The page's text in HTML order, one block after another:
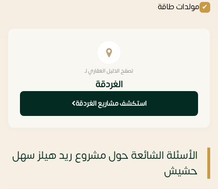
مولدات طاقة
تصفح الدليل العقاري لـ
الغردقة
استكشف مشاريع الغردقة
الأسئلة الشائعة حول مشروع ريد هيلز سهل
حشيش